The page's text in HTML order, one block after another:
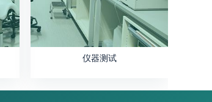
仪器测试